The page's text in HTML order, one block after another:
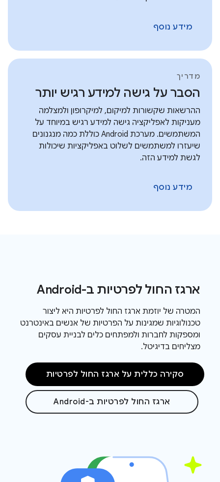
מידע נוסף
מדריך
הסבר על גישה למידע רגיש יותר
ההרשאות שקשורות למיקום, למיקרופון ולמצלמה
מעניקות לאפליקציה גישה למידע רגיש במיוחד על
המשתמשים. מערכת Android כוללת כמה מנגנונים
שיעזרו למשתמשים לשלוט באפליקציות שיכולות
לגשת למידע הזה.
מידע נוסף
ארגז החול לפרטיות ב-Android
המטרה של יוזמת ארגז החול לפרטיות היא ליצור
טכנולוגיות שמגינות על הפרטיות של אנשים באינטרנט
ומספקות לחברות ולמפתחים כלים לבניית עסקים
מצליחים בדיגיטל.
סקירה כללית על ארגז החול לפרטיות
ארגז החול לפרטיות ב-Android